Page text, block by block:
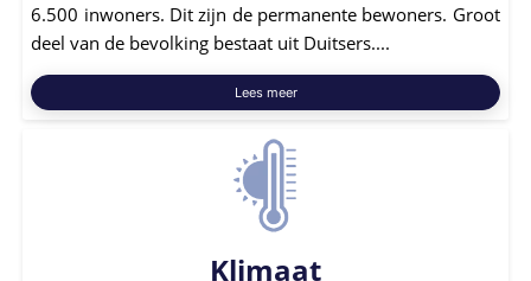
6.500 inwoners. Dit zijn de permanente bewoners. Groot
deel van de bevolking bestaat uit Duitsers....
Lees meer
Klimaat